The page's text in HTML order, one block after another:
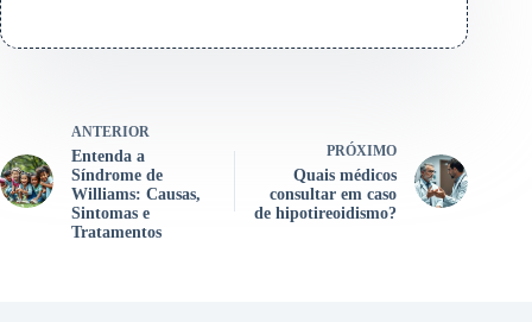
ANTERIOR
Entenda a
Síndrome de
Williams: Causas,
Sintomas e
Tratamentos
PRÓXIMO
Quais médicos
consultar em caso
de hipotireoidismo?